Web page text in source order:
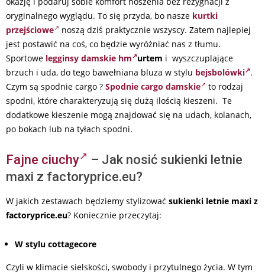
oryginalnego wyglądu. To się przyda, bo nasze kurtki
przejściowe
noszą dziś praktycznie wszyscy. Zatem najlepiej
jest postawić na coś, co będzie wyróżniać nas z tłumu.
Sportowe legginsy damskie hm urtem i wyszczuplające
brzuch i uda, do tego bawełniana bluza w stylu bejsbolówki .
Czym są spodnie cargo ? Spodnie cargo damskie
to rodzaj
spodni, które charakteryzują się dużą ilością kieszeni. Te
dodatkowe kieszenie mogą znajdować się na udach, kolanach,
po bokach lub na tyłach spodni.
Fajne ciuchy
– Jak nosić sukienki letnie
maxi z factoryprice.eu?
W jakich zestawach będziemy stylizować sukienki letnie maxi z
factoryprice.eu? Koniecznie przeczytaj:
W stylu cottagecore
Czyli w klimacie sielskości, swobody i przytulnego życia. W tym